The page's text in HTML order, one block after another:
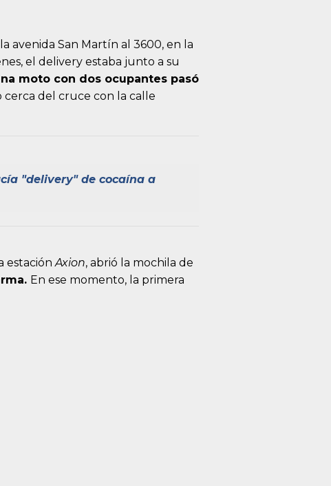
avenida San Martín al 3600, en la
el delivery estaba junto a su
moto con dos ocupantes pasó
del cruce con la calle
"delivery" de cocaína a
estaciónAxion, abrió la mochila de
En ese momento, la primera